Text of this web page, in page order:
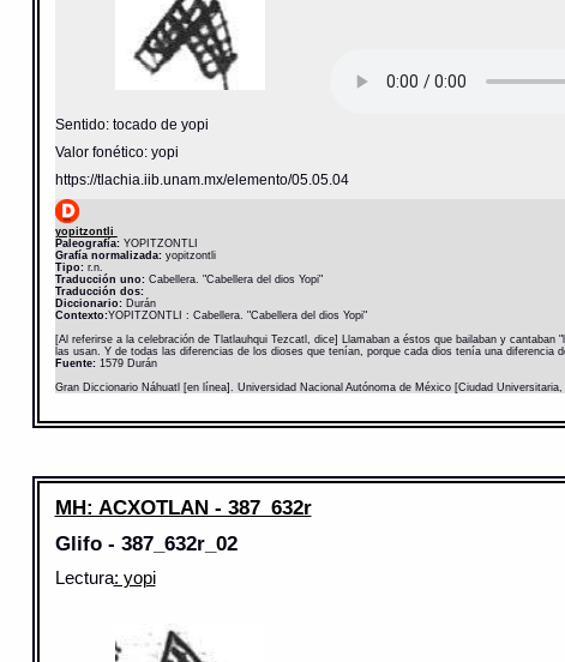
Sentido: tocado de yopi
Valor fonético: yopi
https://tlachia.iib.unam.mx/elemento/05.05.04
yopitzontli
Paleografía:YOPITZONTLI
Grafía normalizada:yopitzontli
Tipo:r.n.
Traducción uno:Cabellera. "Cabellera del dios Yopi"
Traducción dos:
Diccionario: Durán
Contexto:YOPITZONTLI : Cabellera. "Cabellera del dios Yopi"
[Al referirse a la celebración de Tlatlauhqui Tezcatl, dice] Llamaban a éstos que bailaban y
las usan. Y de todas las diferencias de los dioses que tenían, porque cada dios tenía una
Fuente:1579 Durán
Gran Diccionario Náhuatl [en línea]. Universidad Nacional Autónoma de México [Ciudad
MH: ACXOTLAN - 387_632r
Glifo - 387_632r_02
Lectura: yopi